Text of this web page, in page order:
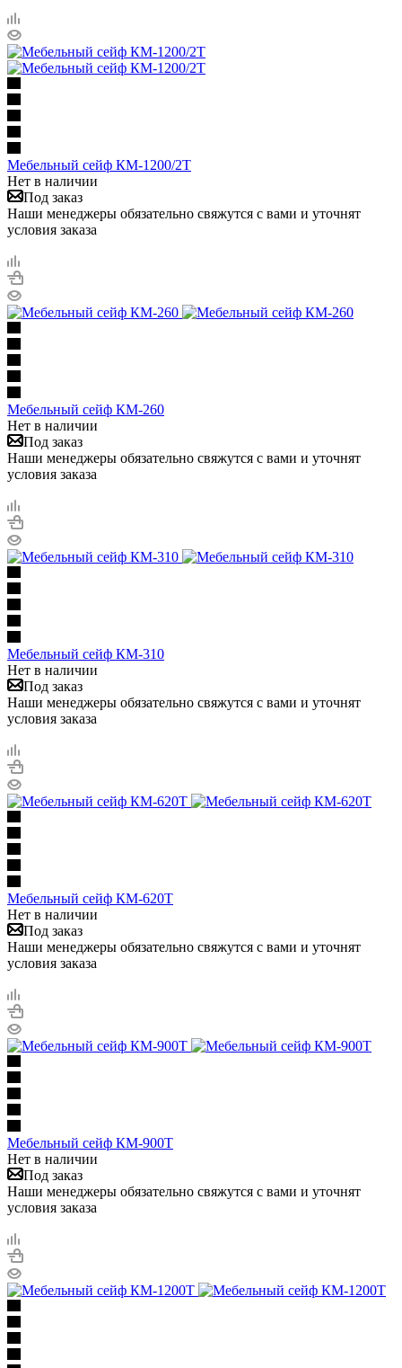
Мебельный сейф КМ-1200/2T
Нет в наличии
Под заказ
Наши менеджеры обязательно свяжутся с вами и уточнят
условия заказа
Мебельный сейф КМ-260
Нет в наличии
Под заказ
Наши менеджеры обязательно свяжутся с вами и уточнят
условия заказа
Мебельный сейф КМ-310
Нет в наличии
Под заказ
Наши менеджеры обязательно свяжутся с вами и уточнят
условия заказа
Мебельный сейф КМ-620T
Нет в наличии
Под заказ
Наши менеджеры обязательно свяжутся с вами и уточнят
условия заказа
Мебельный сейф КМ-900T
Нет в наличии
Под заказ
Наши менеджеры обязательно свяжутся с вами и уточнят
условия заказа